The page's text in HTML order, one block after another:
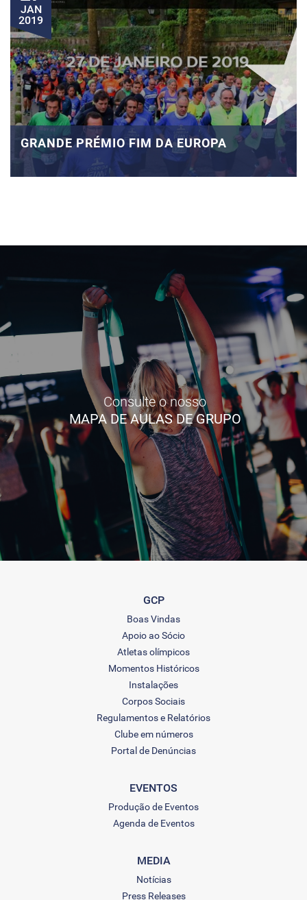
JAN
2019
GRANDE PRÉMIO FIM DA EUROPA
Consulte o nosso
MAPA DE AULAS DE GRUPO
GCP
Boas Vindas
Apoio ao Sócio
Atletas olímpicos
Momentos Históricos
Instalações
Corpos Sociais
Regulamentos e Relatórios
Clube em números
Portal de Denúncias
EVENTOS
Produção de Eventos
Agenda de Eventos
MEDIA
Notícias
Press Releases